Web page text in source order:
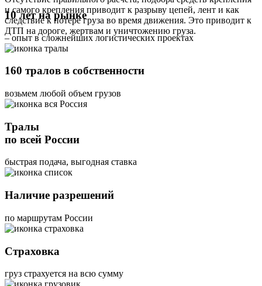
и самого крепления приводит к разрыву цепей, лент и как
следствие к потере груза во время движения. Это приводит к
ДТП на дороге, жертвам и уничтожению груза.
10 лет на рынке
– опыт в сложнейших логистических проектах
160 тралов в собственности
возьмем любой объем грузов
Тралы
по всей России
быстрая подача, выгодная ставка
Наличие разрешений
по маршрутам России
Страховка
груз страхуется на всю сумму